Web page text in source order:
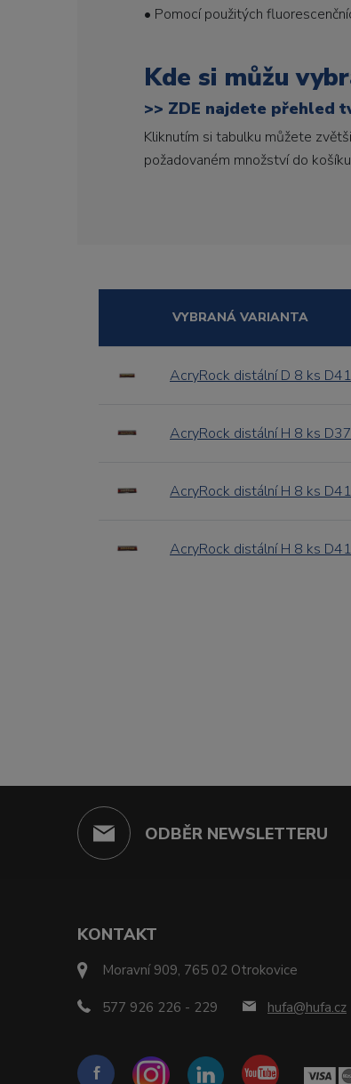
• Pomocí použitých
Kde si můžu
>> ZDE najdete přehled
Kliknutím si tabulku můžete
požadovaném množství do košíku
VYBRANÁ VARIANTA
AcryRock distální D 8 ks
AcryRock distální H 8 ks
AcryRock distální H 8 ks
AcryRock distální H 8 ks
ODBĚR NEWSLETTERU
KONTAKT
Moravní 909, 765 02 Otrokovice
577 926 226 - 229 hufa@hufa.cz